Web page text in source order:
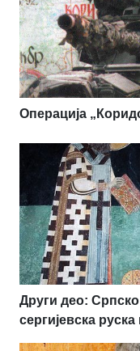
Операција
Други део:
сергијевска